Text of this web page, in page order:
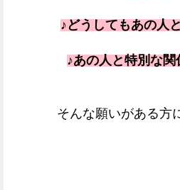
♪どうしてもあの人
♪あの人と特別な
そんな願いがある方